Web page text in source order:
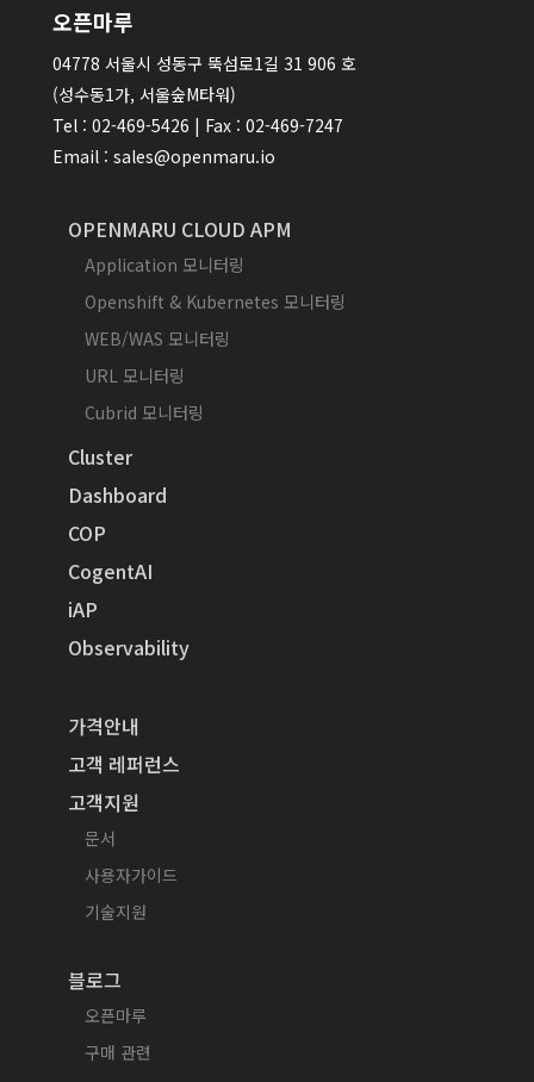
오픈마루
04778 서울시 성동구 뚝섬로1길 31 906 호
(성수동1가, 서울숲M타워)
Tel : 02-469-5426 | Fax : 02-469-7247
Email : sales@openmaru.io
OPENMARU CLOUD APM
Application 모니터링
Openshift & Kubernetes 모니터링
WEB/WAS 모니터링
URL 모니터링
Cubrid 모니터링
Cluster
Dashboard
COP
CogentAI
iAP
Observability
가격안내
고객 레퍼런스
고객지원
문서
사용자가이드
기술지원
블로그
오픈마루
구매 관련